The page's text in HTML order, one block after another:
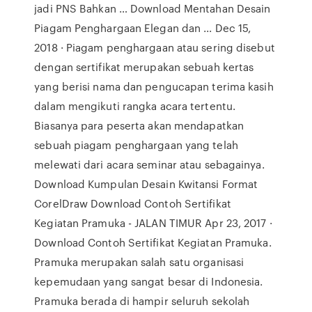
jadi PNS Bahkan … Download Mentahan Desain
Piagam Penghargaan Elegan dan ... Dec 15,
2018 · Piagam penghargaan atau sering disebut
dengan sertifikat merupakan sebuah kertas
yang berisi nama dan pengucapan terima kasih
dalam mengikuti rangka acara tertentu.
Biasanya para peserta akan mendapatkan
sebuah piagam penghargaan yang telah
melewati dari acara seminar atau sebagainya.
Download Kumpulan Desain Kwitansi Format
CorelDraw Download Contoh Sertifikat
Kegiatan Pramuka - JALAN TIMUR Apr 23, 2017 ·
Download Contoh Sertifikat Kegiatan Pramuka.
Pramuka merupakan salah satu organisasi
kepemudaan yang sangat besar di Indonesia.
Pramuka berada di hampir seluruh sekolah